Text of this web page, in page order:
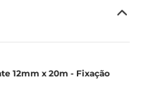
12mm x 20m - Fixação